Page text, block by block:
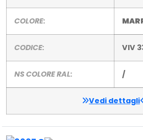
COLORE:
CODICE: VIV
NS COLORE RAL: /
Vedi dettagli